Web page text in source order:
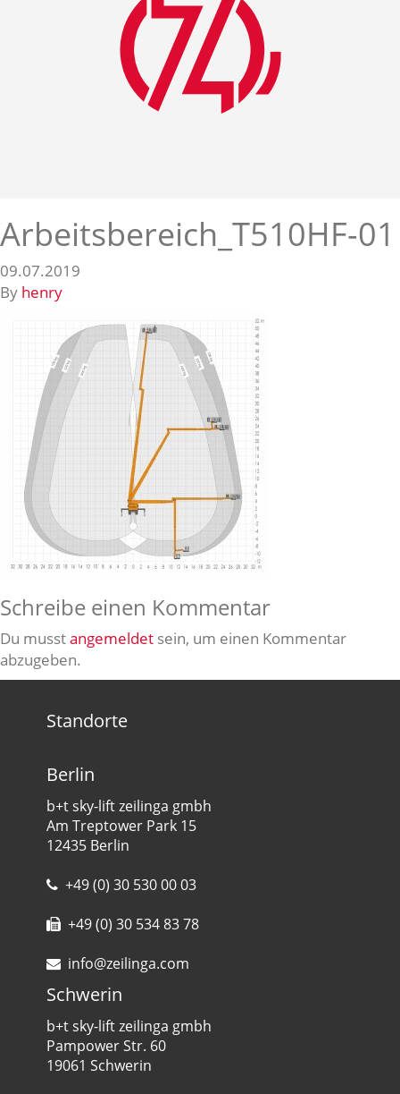
Arbeitsbereich_T510HF-01
09.07.2019
By henry
Schreibe einen Kommentar
Du musstangemeldet sein, um einen Kommentar
abzugeben.
Standorte
Berlin
b+t sky-lift zeilinga gmbh
Am Treptower Park 15
12435 Berlin
+49 (0) 30 530 00 03
+49 (0) 30 534 83 78
info@zeilinga.com
Schwerin
b+t sky-lift zeilinga gmbh
Pampower Str. 60
19061 Schwerin